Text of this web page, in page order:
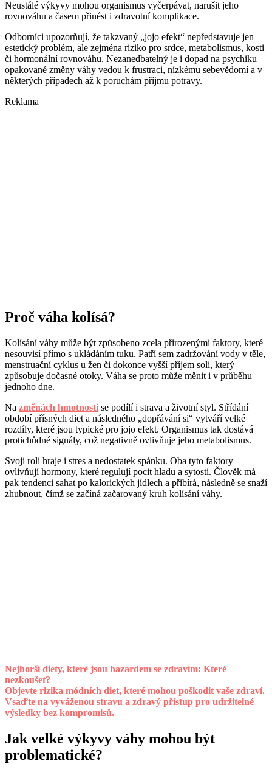
Neustálé výkyvy mohou organismus vyčerpávat, narušit jeho
rovnováhu a časem přinést i zdravotní komplikace.
Odborníci upozorňují, že takzvaný „jojo efekt“ nepředstavuje jen
estetický problém, ale zejména riziko pro srdce, metabolismus, kosti
či hormonální rovnováhu. Nezanedbatelný je i dopad na psychiku –
opakované změny váhy vedou k frustraci, nízkému sebevědomí a v
některých případech až k poruchám příjmu potravy.
Reklama
Proč váha kolísá?
Kolísání váhy může být způsobeno zcela přirozenými faktory, které
nesouvisí přímo s ukládáním tuku. Patří sem zadržování vody v těle,
menstruační cyklus u žen či dokonce vyšší příjem soli, který
způsobuje dočasné otoky. Váha se proto může měnit i v průběhu
jednoho dne.
Na změnách hmotnosti se podílí i strava a životní styl. Střídání
období přísných diet a následného „dopřávání si“ vytváří velké
rozdíly, které jsou typické pro jojo efekt. Organismus tak dostává
protichůdné signály, což negativně ovlivňuje jeho metabolismus.
Svoji roli hraje i stres a nedostatek spánku. Oba tyto faktory
ovlivňují hormony, které regulují pocit hladu a sytosti. Člověk má
pak tendenci sahat po kalorických jídlech a přibírá, následně se snaží
zhubnout, čímž se začíná začarovaný kruh kolísání váhy.
Nejhorší diety, které jsou hazardem se zdravím: Které
nezkoušet?
Objevte rizika módních diet, které mohou poškodit vaše zdraví.
Vsaďte na vyváženou stravu a zdravý přístup pro udržitelné
výsledky bez kompromisů.
Jak velké výkyvy váhy mohou být
problematické?